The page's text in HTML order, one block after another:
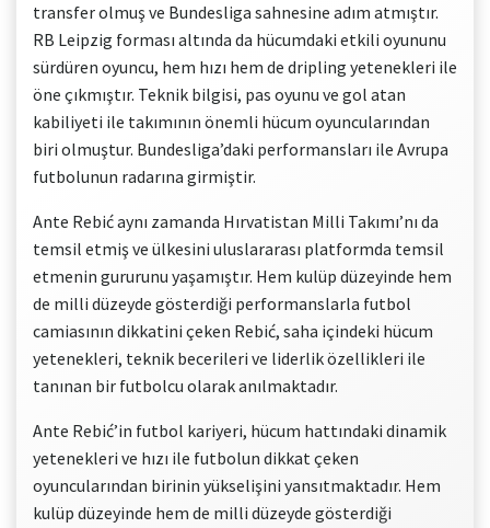
transfer olmuş ve Bundesliga sahnesine adım atmıştır.
RB Leipzig forması altında da hücumdaki etkili oyununu
sürdüren oyuncu, hem hızı hem de dripling yetenekleri ile
öne çıkmıştır. Teknik bilgisi, pas oyunu ve gol atan
kabiliyeti ile takımının önemli hücum oyuncularından
biri olmuştur. Bundesliga’daki performansları ile Avrupa
futbolunun radarına girmiştir.
Ante Rebić aynı zamanda Hırvatistan Milli Takımı’nı da
temsil etmiş ve ülkesini uluslararası platformda temsil
etmenin gururunu yaşamıştır. Hem kulüp düzeyinde hem
de milli düzeyde gösterdiği performanslarla futbol
camiasının dikkatini çeken Rebić, saha içindeki hücum
yetenekleri, teknik becerileri ve liderlik özellikleri ile
tanınan bir futbolcu olarak anılmaktadır.
Ante Rebić’in futbol kariyeri, hücum hattındaki dinamik
yetenekleri ve hızı ile futbolun dikkat çeken
oyuncularından birinin yükselişini yansıtmaktadır. Hem
kulüp düzeyinde hem de milli düzeyde gösterdiği